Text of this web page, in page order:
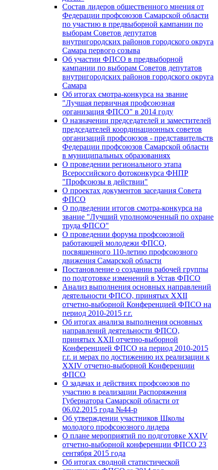
Состав лидеров общественного мнения от
Федерации профсоюзов Самарской области
по участию в предвыборной кампании по
выборам Советов депутатов
внутригородских районов городского округа
Самара первого созыва
Об участии ФПСО в предвыборной
кампании по выборам Советов депутатов
внутригородских районов городского округа
Самара
Об итогах смотра-конкурса на звание
"Лучшая первичная профсоюзная
организация ФПСО" в 2014 году
О назначении председателей и заместителей
председателей координационных советов
организаций профсоюзов - представительств
Федерации профсоюзов Самарской области
в муниципальных образованиях
О проведении регионального этапа
Всероссийского фотоконкурса ФНПР
"Профсоюзы в действии"
О проектах документов заседания Совета
ФПСО
О подведении итогов смотра-конкурса на
звание "Лучший уполномоченный по охране
труда ФПСО"
О проведении форума профсоюзной
работающей молодежи ФПСО,
посвященного 110-летию профсоюзного
движения Самарской области
Постановление о создании рабочей группы
по подготовке изменений в Устав ФПСО
Анализ выполнения основных направлений
деятельности ФПСО, принятых XXII
отчетно-выборной Конференцией ФПСО на
период 2010-2015 г.г.
Об итогах анализа выполнения основных
направлений деятельности ФПСО,
принятых XXII отчетно-выборной
Конференцией ФПСО на период 2010-2015
г.г. и мерах по достижению их реализации к
XXIV отчетно-выборной Конференции
ФПСО
О задачах и действиях профсоюзов по
участию в реализации Распоряжения
Губернатора Самарской области от
06.02.2015 года №44-р
Об утверждении участников Школы
молодого профсоюзного лидера
О плане мероприятий по подготовке XXIV
отчетно-выборной конференции ФПСО 23
сентября 2015 года
Об итогах сводной статистической